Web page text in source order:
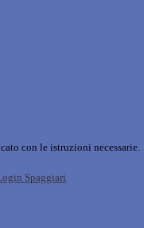
con le istruzioni necessarie.
Spaggiari